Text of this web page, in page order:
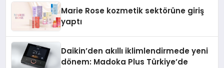
Marie Rose kozmetik sektörüne giriş
yaptı
Daikin’den akıllı iklimlendirmede yeni
dönem: Madoka Plus Türkiye’de